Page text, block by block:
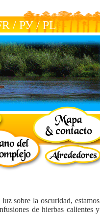
/ РУ/РL
sobre la oscuridad, estamos
de hierbas calientes y